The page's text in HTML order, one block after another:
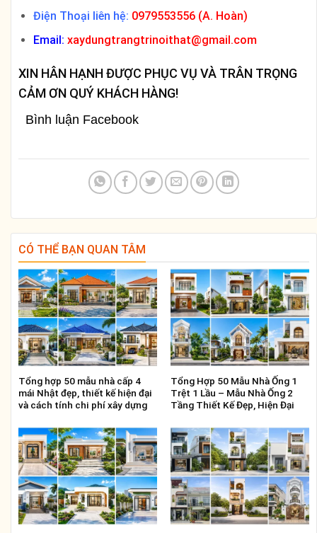
Điện Thoại liên hệ: 0979553556 (A. Hoàn)
Email: xaydungtrangtrinoithat@gmail.com
XIN HÂN HẠNH ĐƯỢC PHỤC VỤ VÀ TRÂN TRỌNG
CẢM ƠN QUÝ KHÁCH HÀNG!
Bình luận Facebook
CÓ THỂ BẠN QUAN TÂM
Tổng hợp 50 mẫu nhà cấp 4
mái Nhật đẹp, thiết kế hiện đại
và cách tính chi phí xây dựng
Tổng Hợp 50 Mẫu Nhà Ống 1
Trệt 1 Lầu – Mẫu Nhà Ống 2
Tầng Thiết Kế Đẹp, Hiện Đại